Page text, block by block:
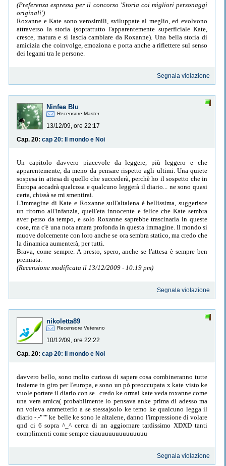
(Preferenza espressa per il concorso 'Storia coi migliori personaggi
originali')
Roxanne e Kate sono verosimili, sviluppate al meglio, ed evolvono
attraverso la storia (soprattutto l'apparentemente superficiale Kate,
cresce, matura e si lascia cambiare da Roxanne). Una bella storia di
amicizia che coinvolge, emoziona e porta anche a riflettere sul senso
dei legami tra le persone.
Segnala violazione
Ninfea Blu
Recensore Master
13/12/09, ore 22:17
Cap. 20: cap 20: Il mondo e Noi
Un capitolo davvero piacevole da leggere, più leggero e che
apparentemente, da meno da pensare rispetto agli ultimi. Una quiete
sospesa in attesa di quello che succederà, perchè ho il sospetto che in
Europa accadrà qualcosa e qualcuno leggerà il diario... ne sono quasi
certa, chissà se mi smentirai.
L'immagine di Kate e Roxanne sull'altalena è bellissima, suggerisce
un ritorno all'infanzia, quell'eta innocente e felice che Kate sembra
aver perso da tempo, e solo Roxanne saprebbe trascinarla in queste
cose, ma c'è una nota amara profonda in questa immagine. Il mondo si
muove dolcemente con loro anche se ora sembra statico, ma credo che
la dinamica aumenterà, per tutti.
Brava, come sempre. A presto, spero, anche se l'attesa è sempre ben
premiata.
(Recensione modificata il 13/12/2009 - 10:19 pm)
Segnala violazione
nikoletta89
Recensore Veterano
10/12/09, ore 22:22
Cap. 20: cap 20: Il mondo e Noi
davvero bello, sono molto curiosa di sapere cosa combineranno tutte
insieme in giro per l'europa, e sono un pò preoccupata x kate visto ke
vuole portare il diario con se...credo ke ormai kate veda roxanne come
una vera amica( probabilmente lo pensava anke prima di adesso ma
nn voleva ammetterlo a se stessa)solo ke temo ke qualcuno legga il
diario -.-""" ke belle ke sono le altalene, danno l'impressione di volare
qnd ci 6 sopra ^_^ cerca di nn aggiornare tardissimo XDXD tanti
complimenti come sempre ciauuuuuuuuuuuuuu
Segnala violazione